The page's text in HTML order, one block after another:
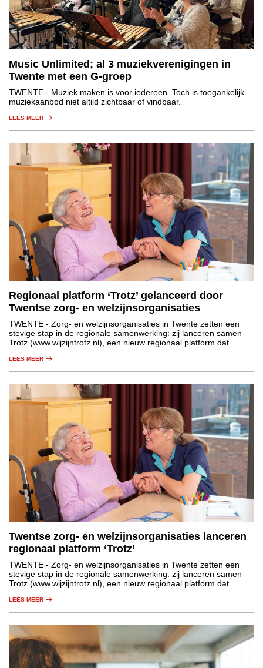
Music Unlimited; al 3 muziekverenigingen in
Twente met een G-groep
TWENTE - Muziek maken is voor iedereen. Toch is toegankelijk
muziekaanbod niet altijd zichtbaar of vindbaar.
LEES MEER
Regionaal platform ‘Trotz’ gelanceerd door
Twentse zorg- en welzijnsorganisaties
TWENTE - Zorg- en welzijnsorganisaties in Twente zetten een
stevige stap in de regionale samenwerking: zij lanceren samen
Trotz (www.wijzijntrotz.nl), een nieuw regionaal platform dat
in de regio vorm te geven.
LEES MEER
Twentse zorg- en welzijnsorganisaties lanceren
regionaal platform ‘Trotz’
TWENTE - Zorg- en welzijnsorganisaties in Twente zetten een
stevige stap in de regionale samenwerking: zij lanceren samen
Trotz (www.wijzijntrotz.nl), een nieuw regionaal platform dat
in de regio vorm te geven.
LEES MEER